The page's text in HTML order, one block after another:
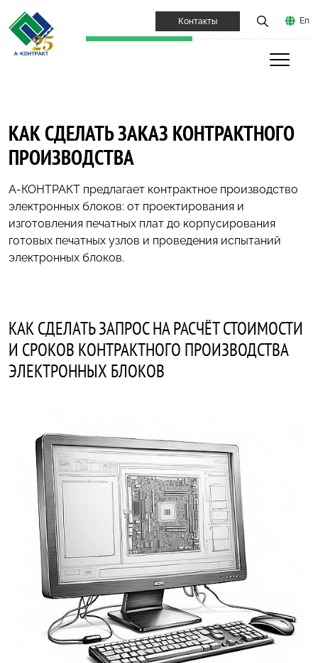
Контакты En
КАК СДЕЛАТЬ ЗАКАЗ КОНТРАКТНОГО
ПРОИЗВОДСТВА
А-КОНТРАКТ предлагает контрактное производство
электронных блоков: от проектирования и
изготовления печатных плат до корпусирования
готовых печатных узлов и проведения испытаний
электронных блоков.
КАК СДЕЛАТЬ ЗАПРОС НА РАСЧЁТ СТОИМОСТИ
И СРОКОВ КОНТРАКТНОГО ПРОИЗВОДСТВА
ЭЛЕКТРОННЫХ БЛОКОВ